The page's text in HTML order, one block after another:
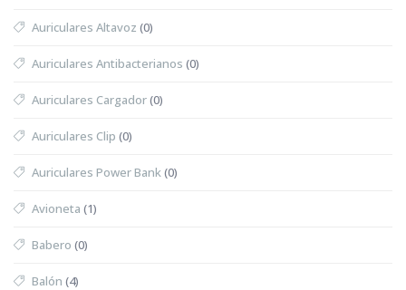
Auriculares Altavoz (0)
Auriculares Antibacterianos (0)
Auriculares Cargador(0)
Auriculares Clip (0)
Auriculares Power Bank(0)
Avioneta (1)
Babero (0)
Balón (4)